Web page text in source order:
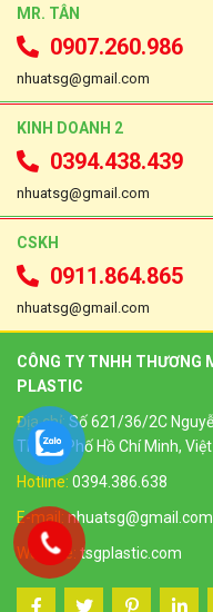
MR. TÂN
0907.260.986
nhuatsg@gmail.com
KINH DOANH 2
0394.438.439
nhuatsg@gmail.com
CSKH
0911.864.865
nhuatsg@gmail.com
CÔNG TY TNHH THƯƠNG
PLASTIC
Địa chỉ: Số 621/36/2C
Thành Phố Hồ Chí Minh,
Hotline: 0394.386.638
E-mail: nhuatsg@gmail.com
Website: tsgplastic.com